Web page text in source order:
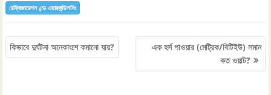
রেফ্রিজারেশন এন্ড এয়ারকন্ডিশনিং
Post
navigation
কিভাবে দুর্ঘটনা অনেকাংশে কমানো যায়?
এক হর্স পাওয়ার (মেট্রিক/বিটিইউ) সমান
কত ওয়াট?